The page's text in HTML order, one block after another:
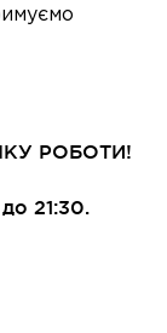
РОБОТИ!
21:30.